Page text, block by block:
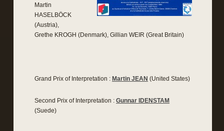
Martin
HASELBÖCK
(Austria),
Grethe KROGH (Denmark), Gillian WEIR (Great Britain)
Grand Prix of Interpretation : Martin JEAN (United States)
Second Prix of Interpretation : Gunnar IDENSTAM
(Suede)